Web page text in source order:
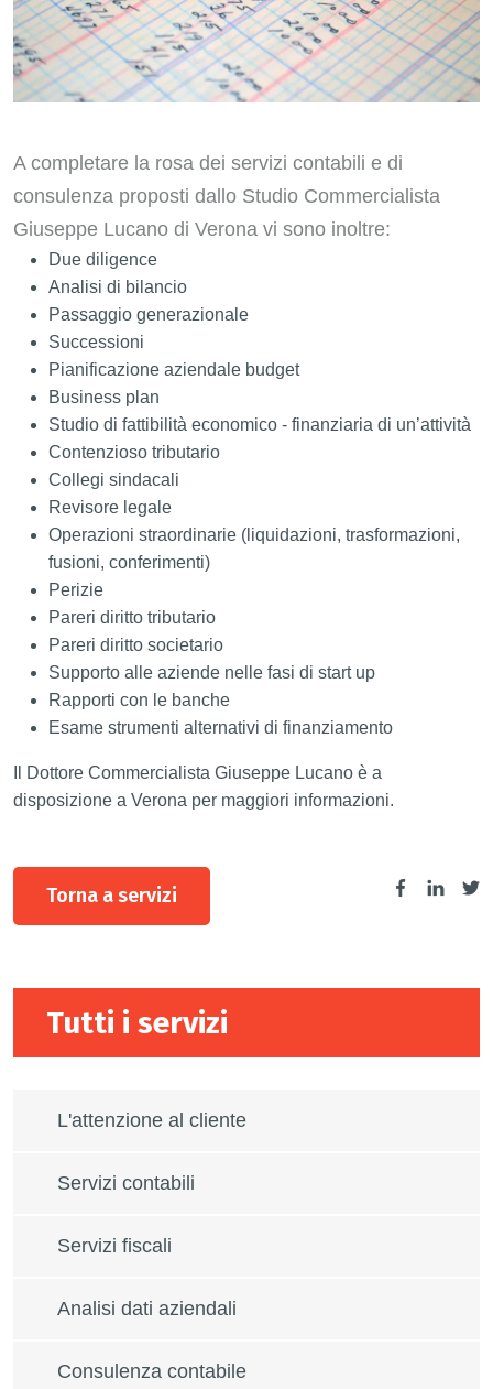
A completare la rosa dei servizi contabili e di
consulenza proposti dallo Studio Commercialista
Giuseppe Lucano di Verona vi sono inoltre:
Due diligence
Analisi di bilancio
Passaggio generazionale
Successioni
Pianificazione aziendale budget
Business plan
Studio di fattibilità economico - finanziaria di un’attività
Contenzioso tributario
Collegi sindacali
Revisore legale
Operazioni straordinarie (liquidazioni, trasformazioni,
fusioni, conferimenti)
Perizie
Pareri diritto tributario
Pareri diritto societario
Supporto alle aziende nelle fasi di start up
Rapporti con le banche
Esame strumenti alternativi di finanziamento
Il Dottore Commercialista Giuseppe Lucano è a
disposizione a Verona per maggiori informazioni.
Torna a servizi
Tutti i servizi
L'attenzione al cliente
Servizi contabili
Servizi fiscali
Analisi dati aziendali
Consulenza contabile